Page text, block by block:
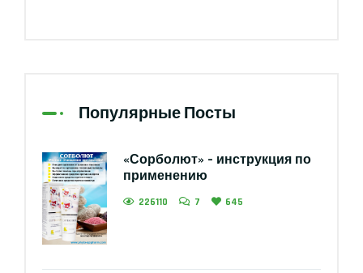
Популярные Посты
«Сорболют» – инструкция по
применению
226110 7 645